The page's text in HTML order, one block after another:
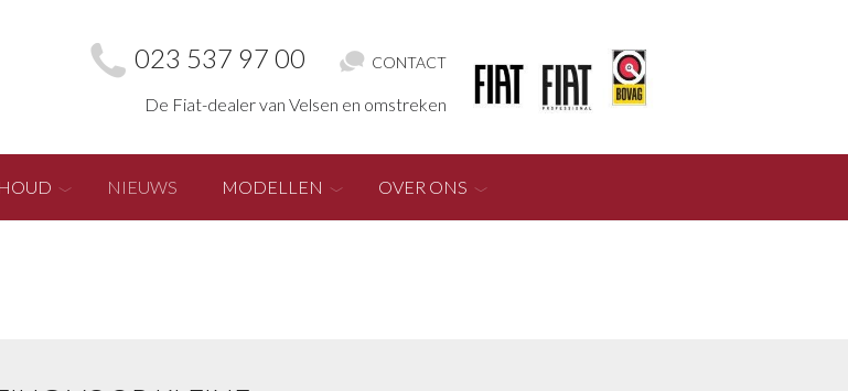
023 537 97 00 CONTACT
De Fiat-dealer van Velsen en omstreken
NIEUWS MODELLEN OVER ONS